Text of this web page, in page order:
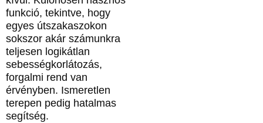
funkció, tekintve, hogy
egyes útszakaszokon
sokszor akár számunkra
teljesen logikátlan
sebességkorlátozás,
forgalmi rend van
érvényben. Ismeretlen
terepen pedig hatalmas
segítség.